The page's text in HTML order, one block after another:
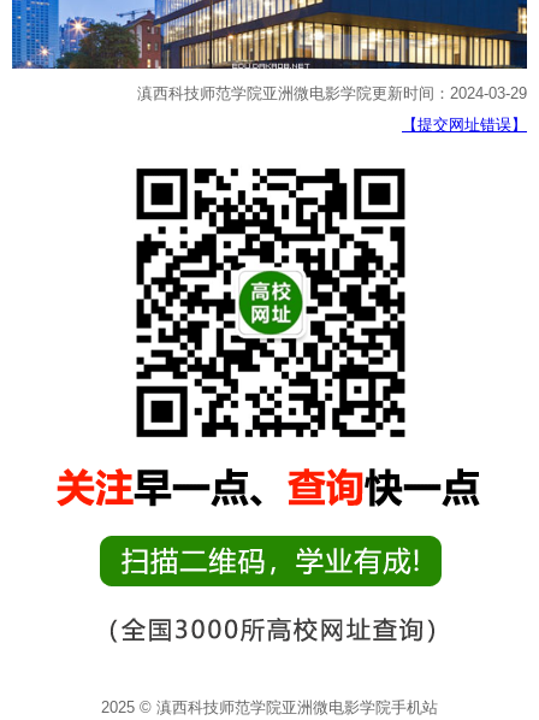
滇西科技师范学院亚洲微电影学院更新时间：2024-03-29
【提交网址错误】
2025 © 滇西科技师范学院亚洲微电影学院手机站